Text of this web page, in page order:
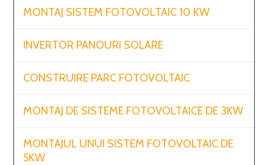
MONTAJ SISTEM FOTOVOLTAIC 10 KW
INVERTOR PANOURI SOLARE
CONSTRUIRE PARC FOTOVOLTAIC
MONTAJ DE SISTEME FOTOVOLTAICE DE 3KW
MONTAJUL UNUI SISTEM FOTOVOLTAIC DE
5KW